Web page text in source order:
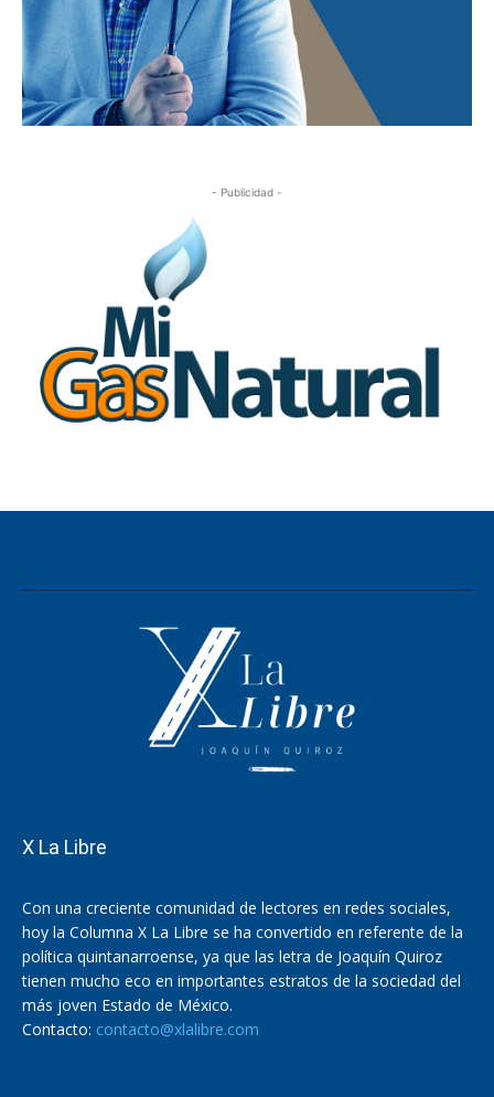
X La Libre
Con una creciente comunidad de lectores en redes sociales,
hoy la Columna X La Libre se ha convertido en referente de la
política quintanarroense, ya que las letra de Joaquín Quiroz
tienen mucho eco en importantes estratos de la sociedad del
más joven Estado de México.
Contacto: contacto@xlalibre.com